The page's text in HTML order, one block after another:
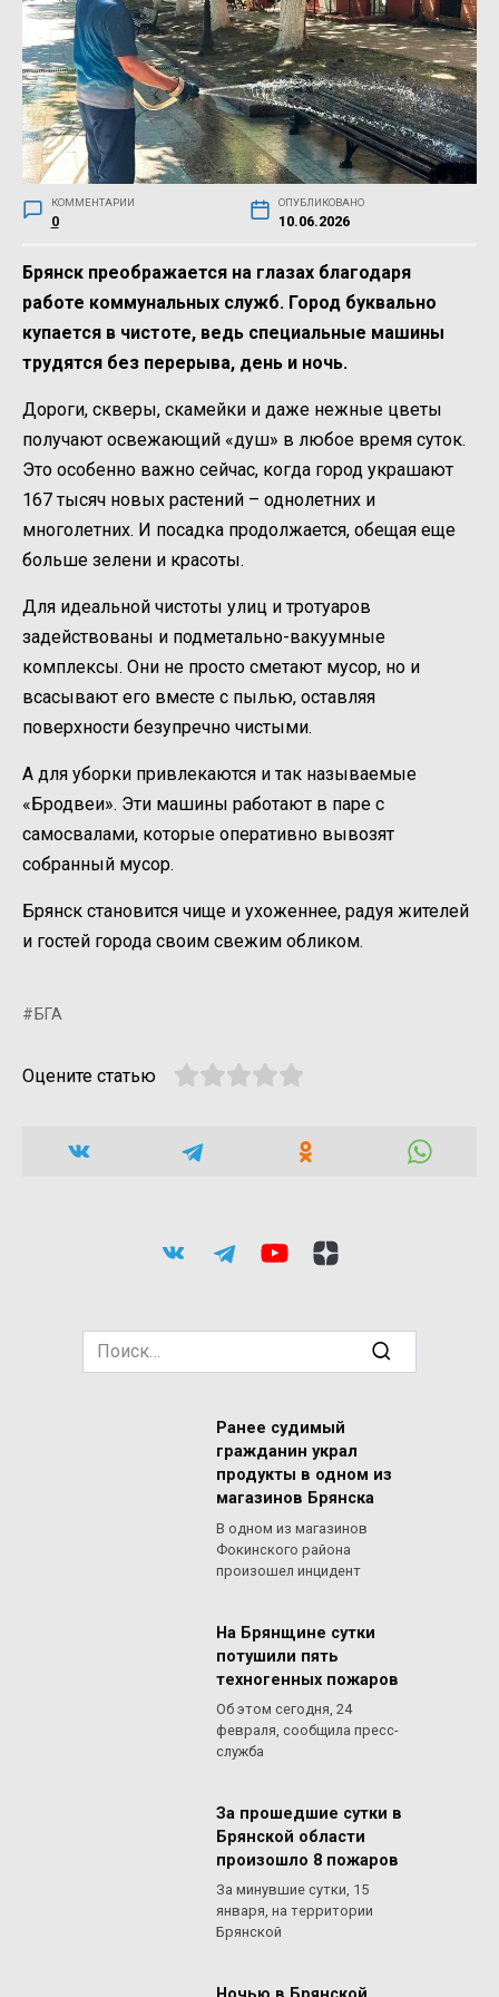
КОММЕНТАРИИ
0
ОПУБЛИКОВАНО
10.06.2026
Брянск преображается на глазах благодаря
работе коммунальных служб. Город буквально
купается в чистоте, ведь специальные машины
трудятся без перерыва, день и ночь.
Дороги, скверы, скамейки и даже нежные цветы
получают освежающий «душ» в любое время суток.
Это особенно важно сейчас, когда город украшают
167 тысяч новых растений – однолетних и
многолетних. И посадка продолжается, обещая еще
больше зелени и красоты.
Для идеальной чистоты улиц и тротуаров
задействованы и подметально-вакуумные
комплексы. Они не просто сметают мусор, но и
всасывают его вместе с пылью, оставляя
поверхности безупречно чистыми.
А для уборки привлекаются и так называемые
«Бродвеи». Эти машины работают в паре с
самосвалами, которые оперативно вывозят
собранный мусор.
Брянск становится чище и ухоженнее, радуя жителей
и гостей города своим свежим обликом.
БГА
Оцените статью
Search
for:
Ранее судимый
гражданин украл
продукты в одном из
магазинов Брянска
В одном из магазинов
Фокинского района
произошел инцидент
На Брянщине сутки
потушили пять
техногенных пожаров
Об этом сегодня, 24
февраля, сообщила пресс-
служба
За прошедшие сутки в
Брянской области
произошло 8 пожаров
За минувшие сутки, 15
января, на территории
Брянской